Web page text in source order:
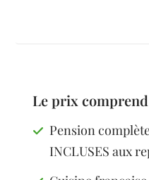
Le prix comprend
Pension
INCLUSES aux